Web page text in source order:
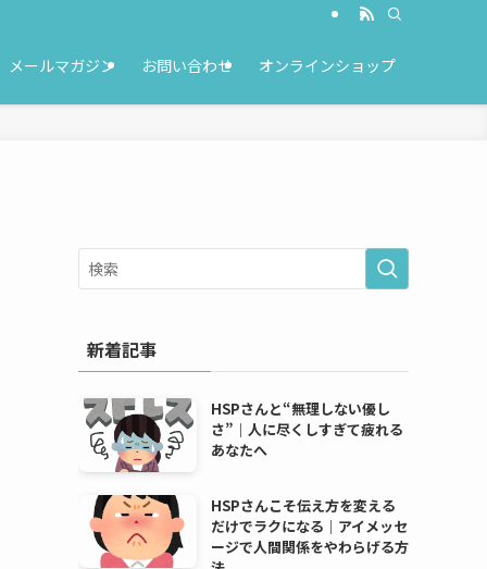
メールマガジン お問い合わせ オンラインショップ
新着記事
HSPさんと“無理しない優し
さ”｜人に尽くしすぎて疲れる
あなたへ
HSPさんこそ伝え方を変える
だけでラクになる｜アイメッセ
ージで人間関係をやわらげる方